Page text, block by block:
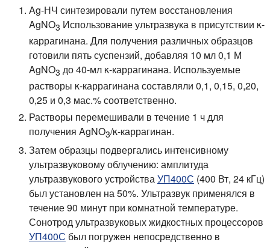
Ag-НЧ синтезировали путем восстановления
AgNO3 Использование ультразвука в присутствии κ-
каррагинана. Для получения различных образцов
готовили пять суспензий, добавляя 10 мл 0,1 М
AgNO3 до 40-мл κ-каррагинана. Используемые
растворы κ-каррагинана составляли 0,1, 0,15, 0,20,
0,25 и 0,3 мас.% соответственно.
Растворы перемешивали в течение 1 ч для
получения AgNO3/κ-каррагинан.
Затем образцы подвергались интенсивному
ультразвуковому облучению: амплитуда
ультразвукового устройстваУП400С (400 Вт, 24 кГц)
был установлен на 50%. Ультразвук применялся в
течение 90 минут при комнатной температуре.
Сонотрод ультразвуковых жидкостных процессоров
УП400С был погружен непосредственно в